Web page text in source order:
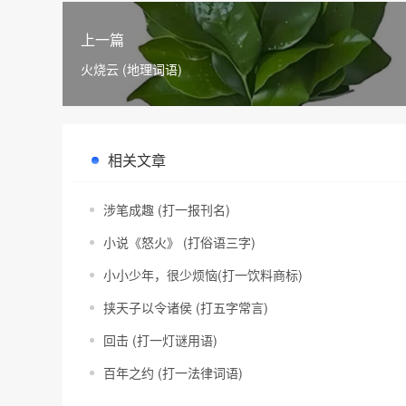
上一篇
火烧云 (地理词语)
相关文章
涉笔成趣 (打一报刊名)
小说《怒火》 (打俗语三字)
小小少年，很少烦恼(打一饮料商标)
挟天子以令诸侯 (打五字常言)
回击 (打一灯谜用语)
百年之约 (打一法律词语)